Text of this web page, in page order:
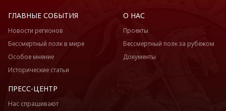
ГЛАВНЫЕ СОБЫТИЯ
Новости регионов
Бессмертный полк в мире
Особое мнение
Исторические статьи
О НАС
Проекты
Бессмертный полк за рубежом
Документы
ПРЕСС-ЦЕНТР
Нас спрашивают